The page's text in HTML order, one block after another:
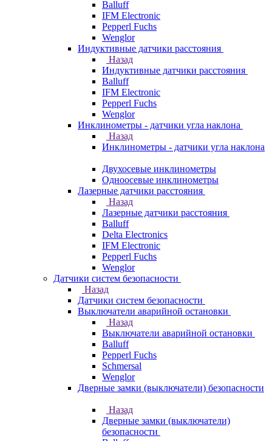
Balluff
IFM Electronic
Pepperl Fuchs
Wenglor
Индуктивные датчики расстояния
Назад
Индуктивные датчики расстояния
Balluff
IFM Electronic
Pepperl Fuchs
Wenglor
Инклинометры - датчики угла наклона
Назад
Инклинометры - датчики угла наклона
Двухосевые инклинометры
Одноосевые инклинометры
Лазерные датчики расстояния
Назад
Лазерные датчики расстояния
Balluff
Delta Electronics
IFM Electronic
Pepperl Fuchs
Wenglor
Датчики систем безопасности
Назад
Датчики систем безопасности
Выключатели аварийной остановки
Назад
Выключатели аварийной остановки
Balluff
Pepperl Fuchs
Schmersal
Wenglor
Дверные замки (выключатели) безопасности
Назад
Дверные замки (выключатели)
безопасности